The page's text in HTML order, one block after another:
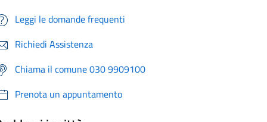
Leggi le domande frequenti
Richiedi Assistenza
Chiama il comune 030 9909100
Prenota un appuntamento